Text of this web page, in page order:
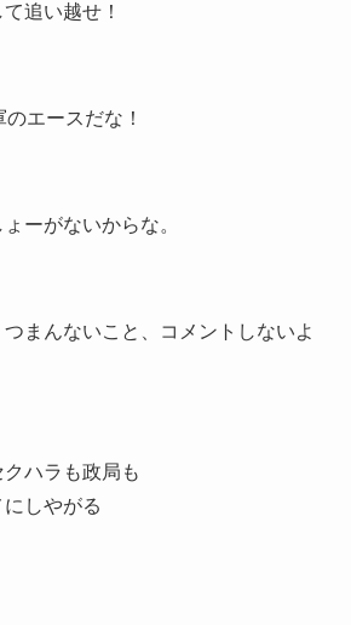
追い越せ！
エースだな！
ーがないからな。
まんないこと、コメントしないよ
ハラも政局も
しやがる